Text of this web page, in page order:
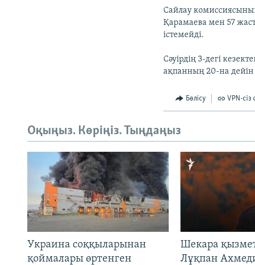
Сайлау
Қарамаева мен 57
істемейді.
Сәуірдің 3-дегі
ақпанның 20-на
Бөлісу VPN-сіз
Оқыңыз. Көріңіз. Тыңдаңыз
Украина соққыларынан
қоймалары өртенген
Шекара
Лұқпан